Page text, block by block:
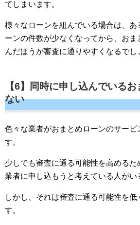
てしまいます。
様々なローンを組んでいる場合は、あ
ーンの件数が少なくなってから、おま
んだほうが審査に通りやすくなるでし
【6】同時に申し込んでいる
ない
色々な業者がおまとめローンのサービ
す。
少しでも審査に通る可能性を高める
業者に申し込もうと考えている人がい
しかし、それは審査に通る可能性を
す。